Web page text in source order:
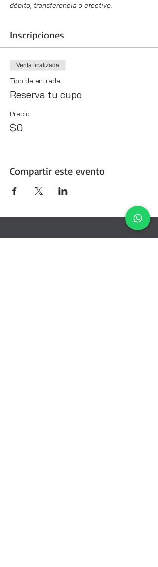
débito, transferencia o efectivo.
Inscripciones
Venta finalizada
Tipo de entrada
Reserva tu cupo
Precio
$0
Compartir este evento